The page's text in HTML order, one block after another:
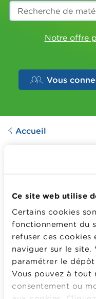
Ce site web utilise
Certains cookies
fonctionnement du
refuser ces cookies
naviguer sur le site.
paramétrer le dépôt
Vous pouvez à tout
consentement ou
Recherche
matériel
pédagogiqueNotre offre
Vous
Accueil
Découvrez comment
Plus d'information
POUR
CETTE PISTE